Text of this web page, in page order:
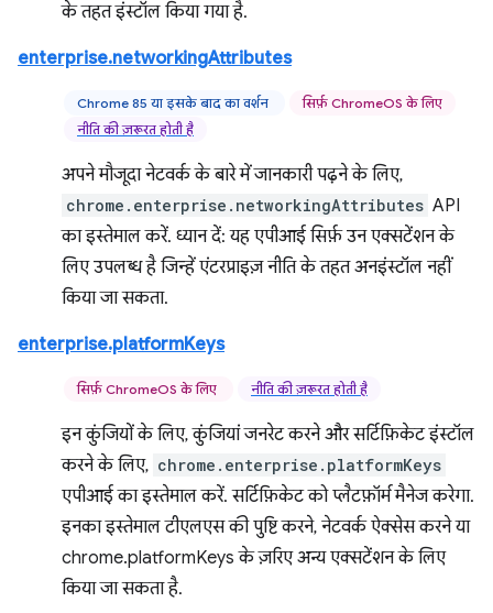
के तहत इंस्टॉल किया गया है.
enterprise.networkingAttributes
Chrome 85 या इसके बाद का वर्शन
सिर्फ़ ChromeOS के लिए
नीति की ज़रूरत होती है
अपने मौजूदा नेटवर्क के बारे में जानकारी पढ़ने के लिए,
chrome.enterprise.networkingAttributes API
का इस्तेमाल करें. ध्यान दें: यह एपीआई सिर्फ़ उन एक्सटेंशन के
लिए उपलब्ध है जिन्हें एंटरप्राइज़ नीति के तहत अनइंस्टॉल नहीं
किया जा सकता.
enterprise.platformKeys
सिर्फ़ ChromeOS के लिए नीति की ज़रूरत होती है
इन कुंजियों के लिए, कुंजियां जनरेट करने और सर्टिफ़िकेट इंस्टॉल
करने के लिए, chrome.enterprise.platformKeys
एपीआई का इस्तेमाल करें. सर्टिफ़िकेट को प्लैटफ़ॉर्म मैनेज करेगा.
इनका इस्तेमाल टीएलएस की पुष्टि करने, नेटवर्क ऐक्सेस करने या
chrome.platformKeys के ज़रिए अन्य एक्सटेंशन के लिए
किया जा सकता है.